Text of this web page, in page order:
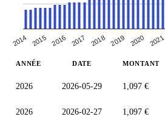
2014 2015 2016 2017 2018 2019 2020 2021
ANNÉE DATE MONTANT
2026 2026-05-29 1,097 €
2026 2026-02-27 1,097 €